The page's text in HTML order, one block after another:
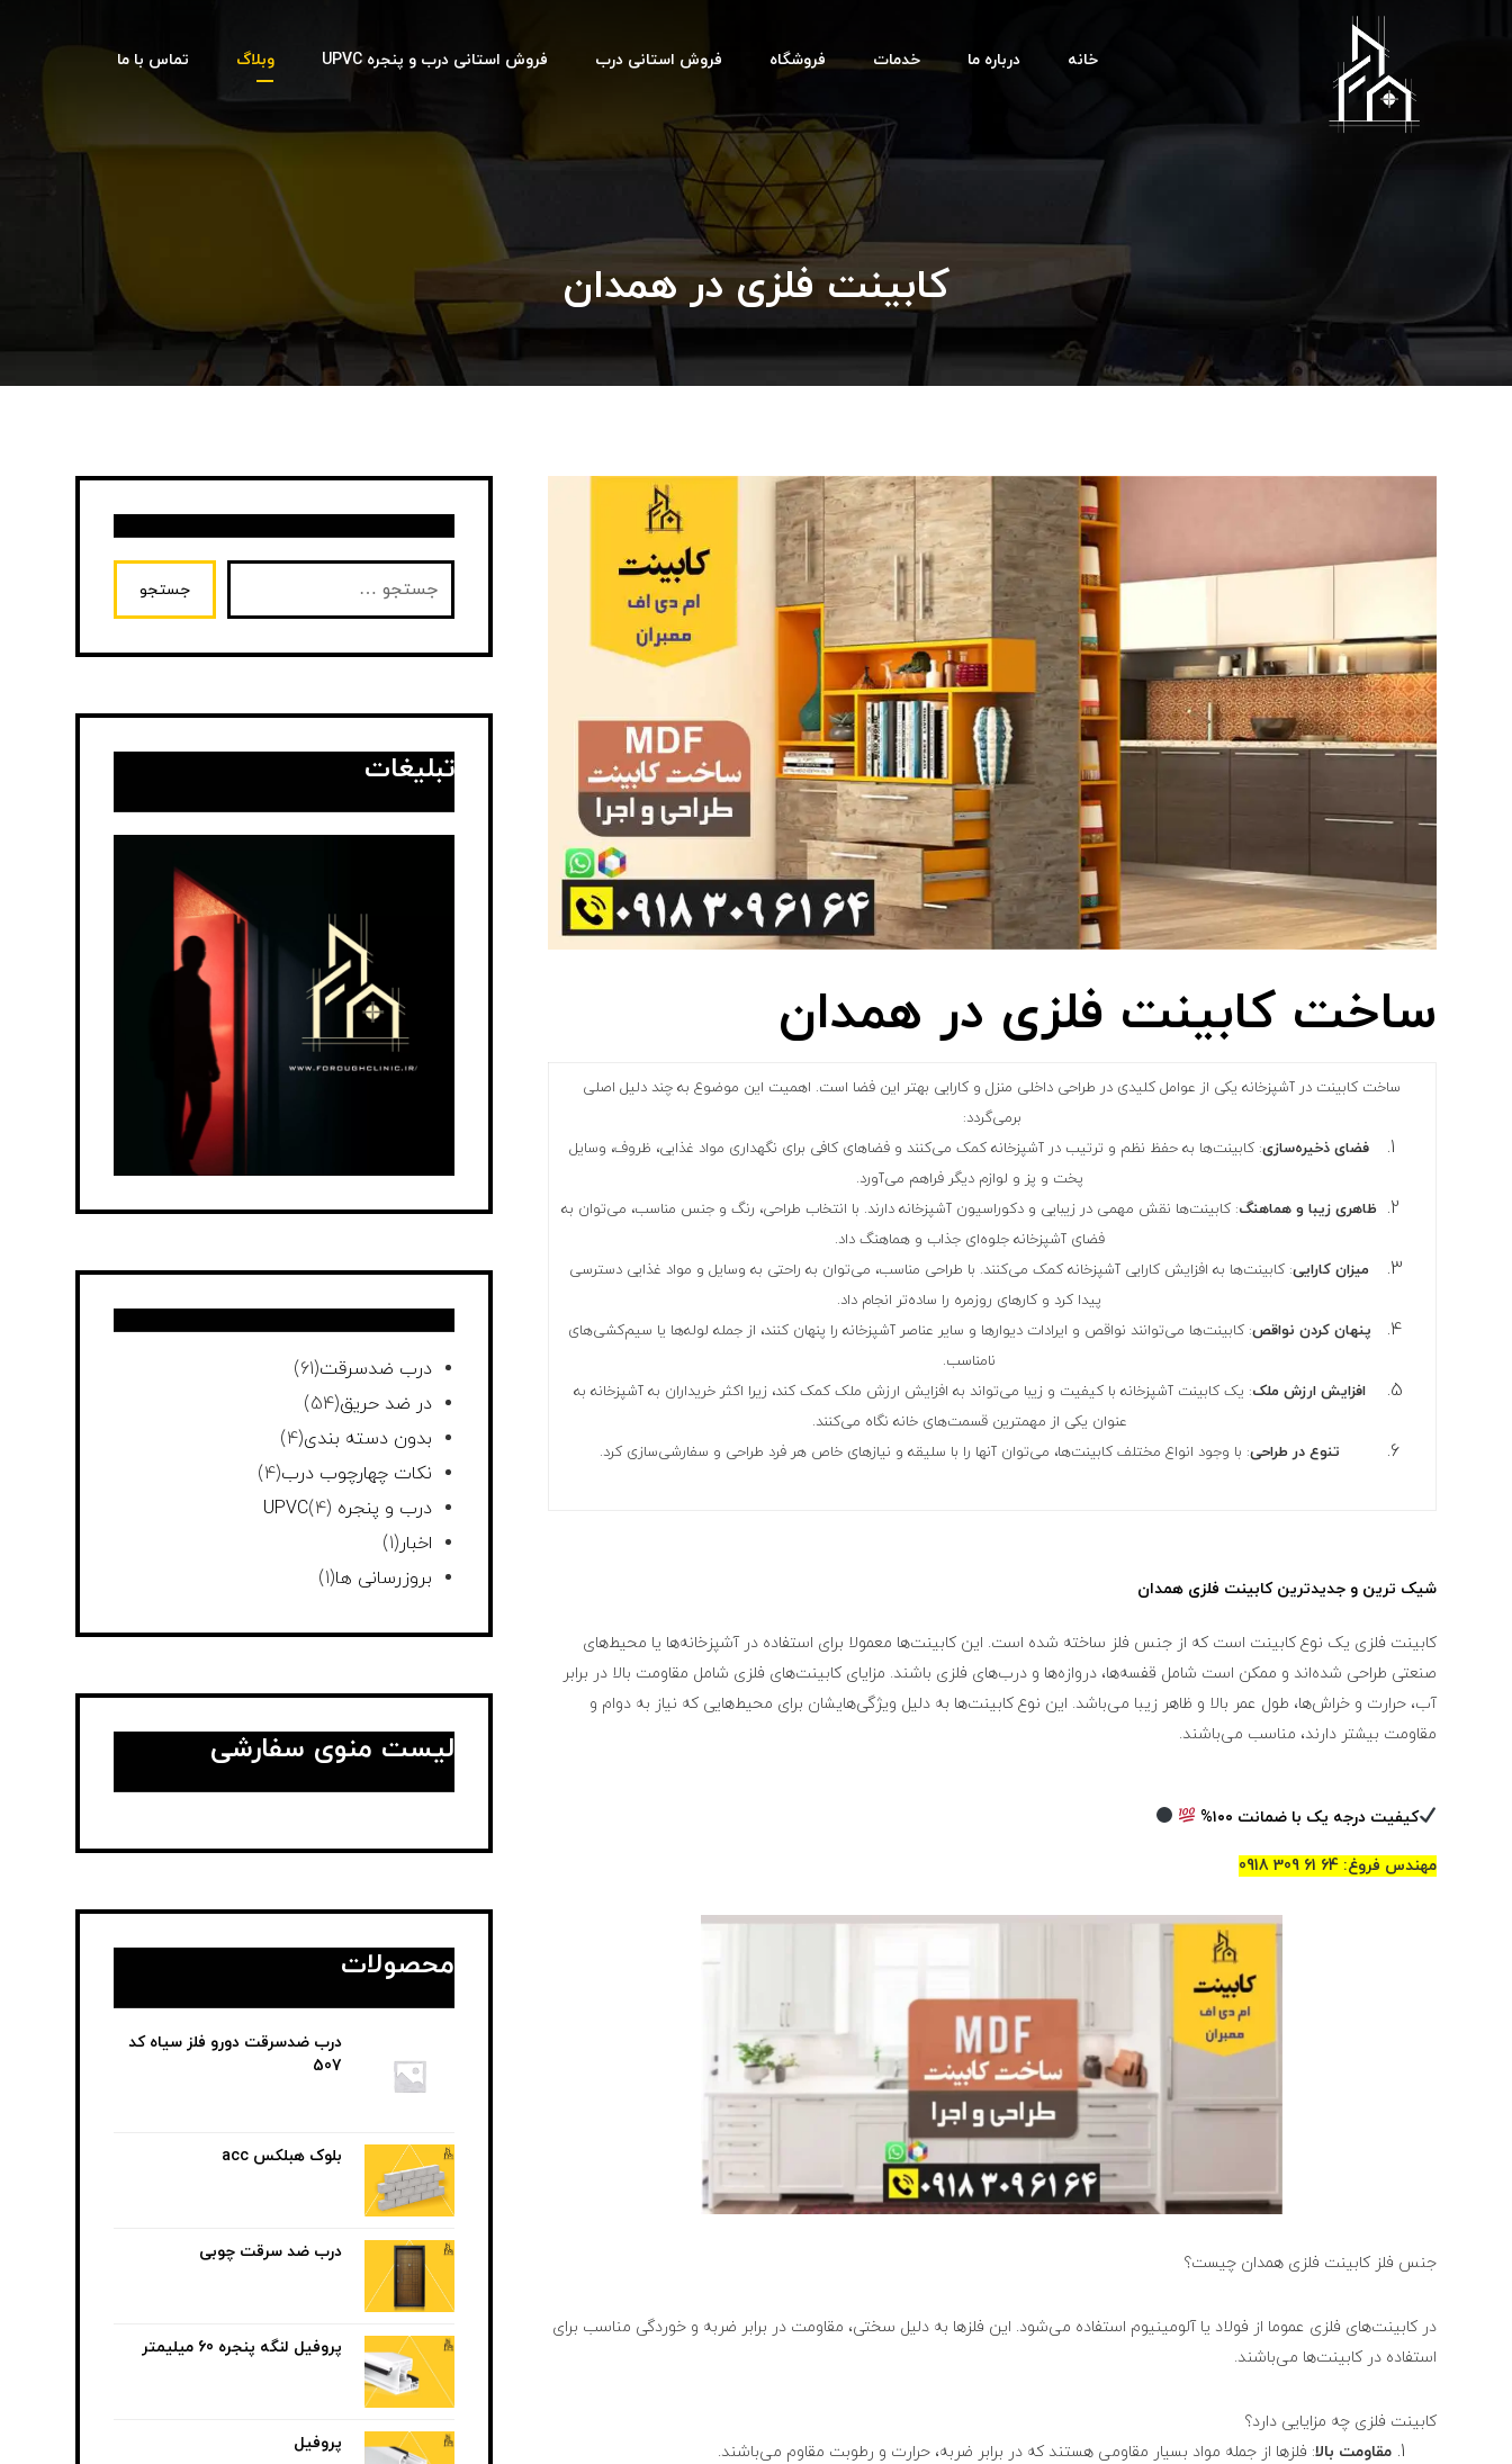
خانه درباره ما خدمات فروشگاه فروش استانی درب فروش استانی درب و پنجره UPVC وبلاگ تماس با ما
کابینت فلزی در همدان
ساخت کابینت فلزی در همدان
ساخت کابینت در آشپزخانه یکی از عوامل کلیدی در طراحی داخلی منزل و کارایی بهتر این فضا است. اهمیت این موضوع به چند دلیل اصلی
برمی‌گردد:
فضای ذخیره‌سازی: کابینت‌ها به حفظ نظم و ترتیب در آشپزخانه کمک می‌کنند و فضاهای کافی برای نگهداری مواد غذایی، ظروف، وسایل
پخت و پز و لوازم دیگر فراهم می‌آورد.
ظاهری زیبا و هماهنگ: کابینت‌ها نقش مهمی در زیبایی و دکوراسیون آشپزخانه دارند. با انتخاب طراحی، رنگ و جنس مناسب، می‌توان به
فضای آشپزخانه جلوه‌ای جذاب و هماهنگ داد.
میزان کارایی: کابینت‌ها به افزایش کارایی آشپزخانه کمک می‌کنند. با طراحی مناسب، می‌توان به راحتی به وسایل و مواد غذایی دسترسی
پیدا کرد و کارهای روزمره را ساده‌تر انجام داد.
پنهان کردن نواقص: کابینت‌ها می‌توانند نواقص و ایرادات دیوارها و سایر عناصر آشپزخانه را پنهان کنند، از جمله لوله‌ها یا سیم‌کشی‌های
نامناسب.
افزایش ارزش ملک: یک کابینت آشپزخانه با کیفیت و زیبا می‌تواند به افزایش ارزش ملک کمک کند، زیرا اکثر خریداران به آشپزخانه به
عنوان یکی از مهمترین قسمت‌های خانه نگاه می‌کنند.
تنوع در طراحی: با وجود انواع مختلف کابینت‌ها، می‌توان آنها را با سلیقه و نیازهای خاص هر فرد طراحی و سفارشی‌سازی کرد.
شیک ترین و جدیدترین کابینت فلزی همدان
کابینت فلزی یک نوع کابینت است که از جنس فلز ساخته شده است. این کابینت‌ها معمولا برای استفاده در آشپزخانه‌ها یا محیط‌های
صنعتی طراحی شده‌اند و ممکن است شامل قفسه‌ها، دروازه‌ها و درب‌های فلزی باشند. مزایای کابینت‌های فلزی شامل مقاومت بالا در برابر
آب، حرارت و خراش‌ها، طول عمر بالا و ظاهر زیبا می‌باشد. این نوع کابینت‌ها به دلیل ویژگی‌هایشان برای محیط‌هایی که نیاز به دوام و
مقاومت بیشتر دارند، مناسب می‌باشند.
کیفیت درجه یک با ضمانت ۱۰۰%
مهندس فروغ: 64 61 309 0918
جنس فلز کابینت فلزی همدان چیست؟
در کابینت‌های فلزی عموما از فولاد یا آلومینیوم استفاده می‌شود. این فلزها به دلیل سختی، مقاومت در برابر ضربه و خوردگی مناسب برای
استفاده در کابینت‌ها می‌باشند.
کابینت فلزی چه مزایایی دارد؟
مقاومت بالا: فلزها از جمله مواد بسیار مقاومی هستند که در برابر ضربه، حرارت و رطوبت مقاوم می‌باشند.
جستجو
تبلیغات
درب ضدسرقت(61)
در ضد حریق(54)
بدون دسته بندی(4)
نکات چهارچوب درب(4)
درب و پنجره UPVC (4)
اخبار(1)
بروزرسانی ها(1)
لیست منوی سفارشی
محصولات
درب ضدسرقت دورو فلز سیاه کد
507
بلوک هبلکس acc
درب ضد سرقت چوبی
پروفیل لنگه پنجره 60 میلیمتر
پروفیل